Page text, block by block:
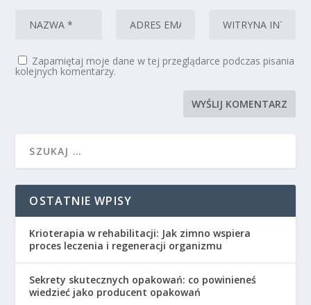
Zapamiętaj moje dane w tej przeglądarce podczas pisania
kolejnych komentarzy.
OSTATNIE WPISY
Krioterapia w rehabilitacji: Jak zimno wspiera
proces leczenia i regeneracji organizmu
Sekrety skutecznych opakowań: co powinieneś
wiedzieć jako producent opakowań